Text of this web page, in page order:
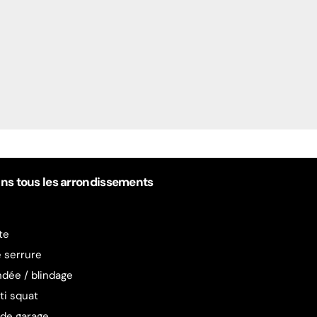
tous les arrondissements
serrure
/ blindage
squat